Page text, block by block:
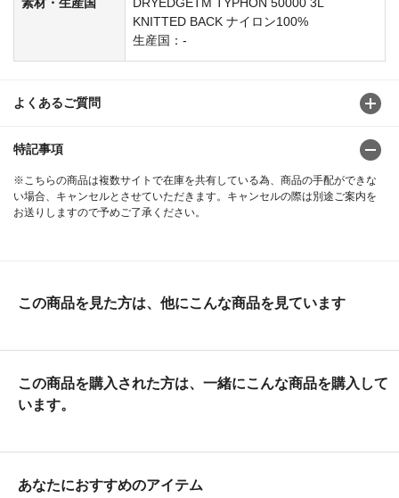
KNITTED BACK ナイロン100%
生産国：-
よくあるご質問
特記事項
※こちらの商品は複数サイトで在庫を共有している為、商品の手配ができな
い場合、キャンセルとさせていただきます。キャンセルの際は別途ご案内を
お送りしますので予めご了承ください。
この商品を見た方は、他にこんな商品を見ています
この商品を購入された方は、一緒にこんな商品を購入して
います。
あなたにおすすめのアイテム